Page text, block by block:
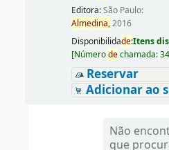
Editora:São Paulo:
Almedina,2016
Disponibilidade:Itens
[Númerodechamada:
Reservar
Adicionar ao
Não
que